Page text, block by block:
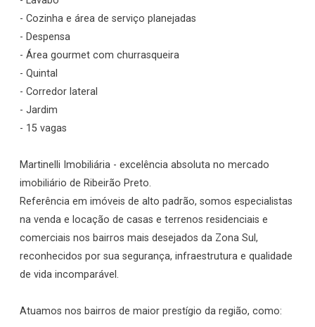
- Cozinha e área de serviço planejadas
- Despensa
- Área gourmet com churrasqueira
- Quintal
- Corredor lateral
- Jardim
- 15 vagas
Martinelli Imobiliária - excelência absoluta no mercado
imobiliário de Ribeirão Preto.
Referência em imóveis de alto padrão, somos especialistas
na venda e locação de casas e terrenos residenciais e
comerciais nos bairros mais desejados da Zona Sul,
reconhecidos por sua segurança, infraestrutura e qualidade
de vida incomparável.
Atuamos nos bairros de maior prestígio da região, como: